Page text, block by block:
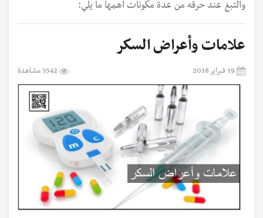
والتبغ عند حرقه من عدة مكونات أهمها ما يلي:
علامات وأعراض السكر
19 فبراير 2018 5542 مشاهدة